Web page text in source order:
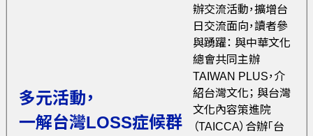
多元活動，
一解台灣LOSS症候群
辦交流活動，擴增台
日交流面向，讀者參
與踴躍： 與中華文化
總會共同主辦
TAIWAN PLUS，介
紹台灣文化； 與台灣
文化內容策進院
（TAICCA）合辦「台